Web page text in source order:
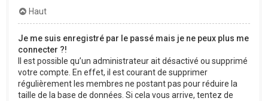
Haut
Je me suis enregistré par le passé mais je ne peux plus me
connecter ?!
Il est possible qu’un administrateur ait désactivé ou supprimé
votre compte. En effet, il est courant de supprimer
régulièrement les membres ne postant pas pour réduire la
taille de la base de données. Si cela vous arrive, tentez de